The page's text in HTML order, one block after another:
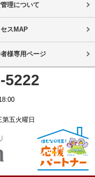
理について
スMAP
様専用ページ
5222
五火曜日